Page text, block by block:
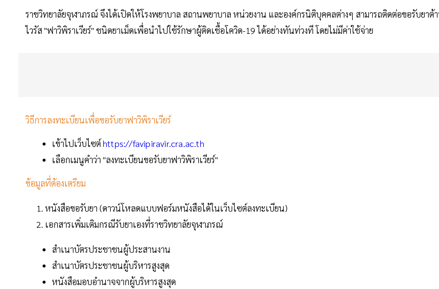
ราชวิทยาลัยจุฬาภรณ์ จึงได้เปิดให้โรงพยาบาล สถานพยาบาล หน่วยงาน และองค์กรนิติบุคคลต่างๆ สามารถติดต่อขอรับยาต้
ไวรัส "ฟาวิพิราเวียร์" ชนิดยาเม็ดเพื่อนำไปใช้รักษาผู้ติดเชื้อโควิด-19 ได้อย่างทันท่วงที โดยไม่มีค่าใช้จ่าย
วิธีการลงทะเบียนเพื่อขอรับยาฟาวิพิราเวียร์
เข้าไปเว็บไซต์ https://favipiravir.cra.ac.th
เลือกเมนูคำว่า "ลงทะเบียนขอรับยาฟาวิพิราเวียร์"
ข้อมูลที่ต้องเตรียม
หนังสือขอรับยา (ดาวน์โหลดแบบฟอร์มหนังสือได้ในเว็บไซต์ลงทะเบียน)
เอกสารเพิ่มเติมกรณีรับยาเองที่ราชวิทยาลัยจุฬาภรณ์
สำเนาบัตรประชาชนผู้ประสานงาน
สำเนาบัตรประชาชนผู้บริหารสูงสุด
หนังสือมอบอำนาจจากผู้บริหารสูงสุด